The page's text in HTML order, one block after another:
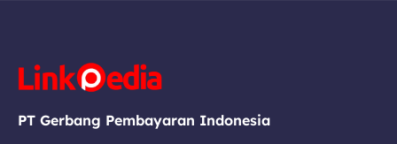
PT Gerbang Pembayaran Indonesia